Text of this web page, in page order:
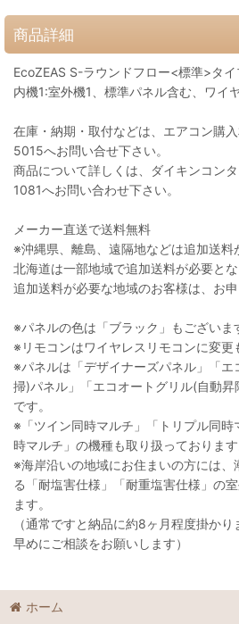
商品詳細
EcoZEAS S-ラウンドフロー<標準>タイ
内機1:室外機1、標準パネル含む、ワイ
在庫・納期・取付などは、エアコン購
5015へお問い合せ下さい。
商品について詳しくは、ダイキンコン
1081へお問い合わせ下さい。
メーカー直送で送料無料
※沖縄県、離島、遠隔地などは追加送料
北海道は一部地域で追加送料が必要とな
追加送料が必要な地域のお客様は、お申
※パネルの色は「ブラック」もございま
※リモコンはワイヤレスリモコンに変更
※パネルは「デザイナーズパネル」「
掃)パネル」「エコオートグリル(自動
です。
※「ツイン同時マルチ」「トリプル同時
時マルチ」の機種も取り扱っております
※海岸沿いの地域にお住まいの方には、
る「耐塩害仕様」「耐重塩害仕様」の
ます。
（通常ですと納品に約8ヶ月程度掛か
早めにご相談をお願いします）
ホーム